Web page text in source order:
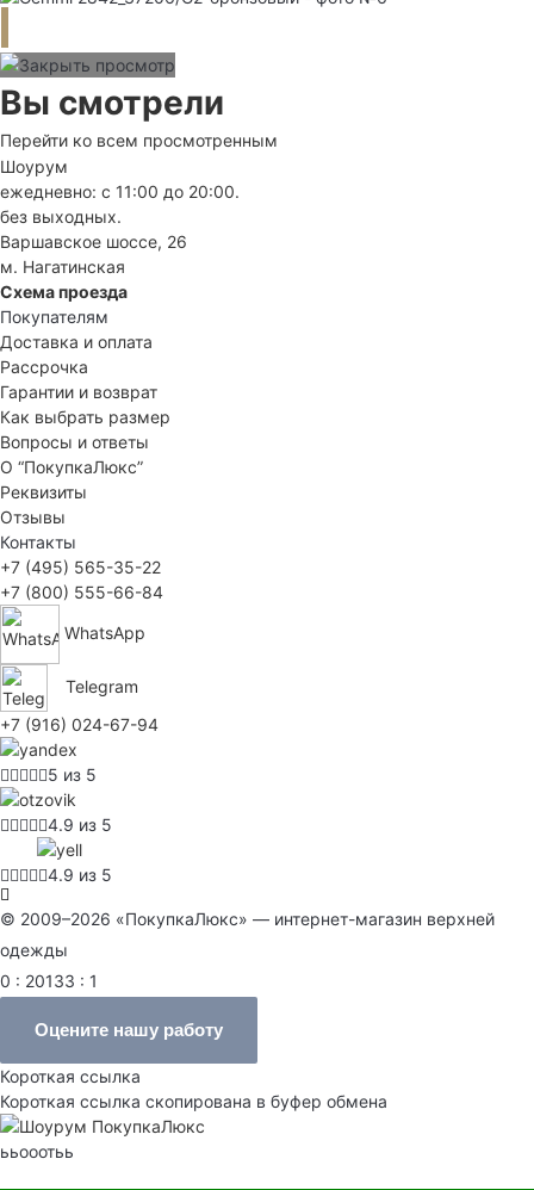
Вы смотрели
Перейти ко всем просмотренным
Шоурум
ежедневно: с 11:00 до 20:00.
без выходных.
Варшавское шоссе, 26
м. Нагатинская
Схема проезда
Покупателям
Доставка и оплата
Рассрочка
Гарантии и возврат
Как выбрать размер
Вопросы и ответы
О “ПокупкаЛюкс”
Реквизиты
Отзывы
Контакты
+7 (495) 565-35-22
+7 (800) 555-66-84
WhatsApp
Telegram
+7 (916) 024-67-94
5 из 5
4.9 из 5
4.9 из 5
© 2009–2026 «ПокупкаЛюкс» — интернет-магазин верхней
одежды
0 : 20133 : 1
Оцените нашу работу
Короткая ссылка
Короткая ссылка скопирована в буфер обмена
ььооотьь